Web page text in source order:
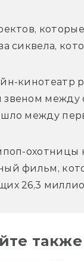
сиквела,
кинотеатр
между
между
охотницы
фильм,
26,3
также